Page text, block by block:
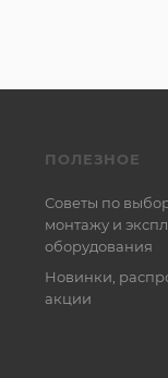
ПОЛЕЗНОЕ
Советы по
монтажу и
оборудования
Новинки,
акции